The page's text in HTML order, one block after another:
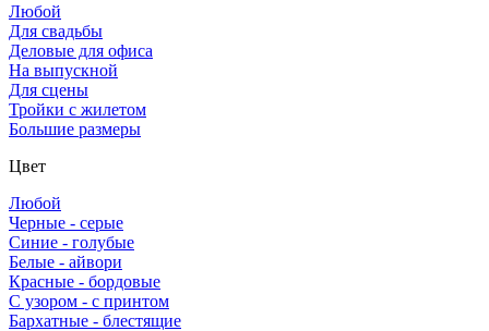
Любой
Для свадьбы
Деловые для офиса
На выпускной
Для сцены
Тройки с жилетом
Большие размеры
Цвет
Любой
Черные - серые
Синие - голубые
Белые - айвори
Красные - бордовые
С узором - с принтом
Бархатные - блестящие